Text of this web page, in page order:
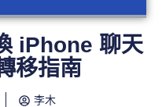
iPhone 聊天
移指南
李木